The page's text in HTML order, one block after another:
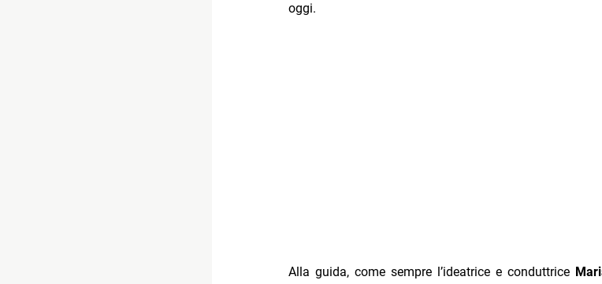
oggi.
Alla guida, come sempre l’ideatrice e conduttrice